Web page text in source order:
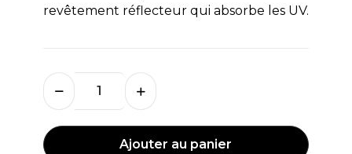
revêtement réflecteur qui absorbe les UV.
Ajouter au panier